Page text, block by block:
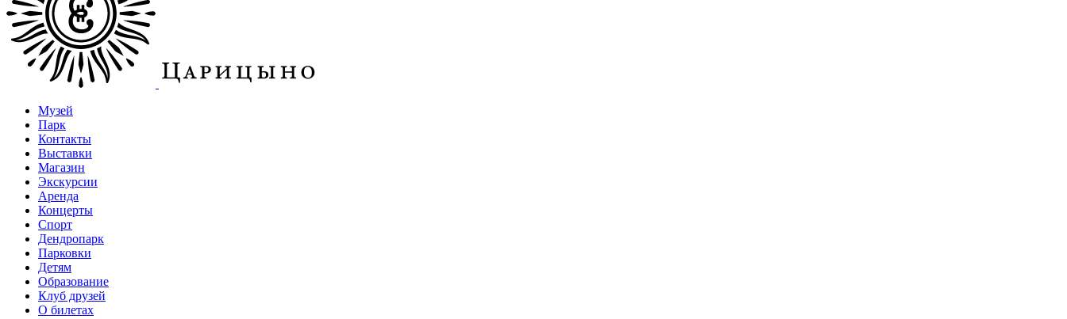
Музей
Парк
Контакты
Выставки
Магазин
Экскурсии
Аренда
Концерты
Спорт
Дендропарк
Парковки
Детям
Образование
Клуб друзей
О билетах